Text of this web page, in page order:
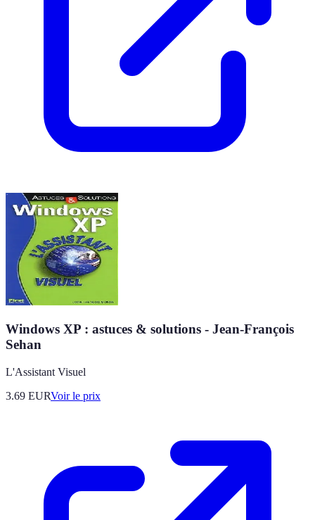
Windows XP : astuces & solutions - Jean-François
Sehan
L'Assistant Visuel
3.69 EURVoir le prix